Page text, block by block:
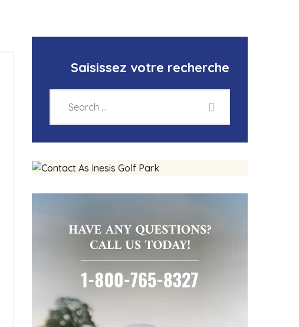
Saisissez votre recherche